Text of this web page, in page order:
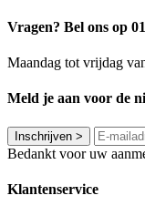
Vragen? Bel ons op
Maandag tot vrijdag
Meld je aan voor de
Inschrijven >
Bedankt voor uw
Klantenservice